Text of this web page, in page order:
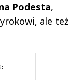
Podesta,
ale też